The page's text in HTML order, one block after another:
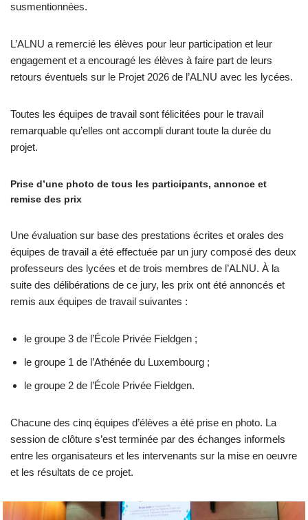
susmentionnées.
L’ALNU a remercié les élèves pour leur participation et leur
engagement et a encouragé les élèves à faire part de leurs
retours éventuels sur le Projet 2026 de l’ALNU avec les lycées.
Toutes les équipes de travail sont félicitées pour le travail
remarquable qu’elles ont accompli durant toute la durée du
projet.
Prise d’une photo de tous les participants, annonce et
remise des prix
Une évaluation sur base des prestations écrites et orales des
équipes de travail a été effectuée par un jury composé des deux
professeurs des lycées et de trois membres de l’ALNU. À la
suite des délibérations de ce jury, les prix ont été annoncés et
remis aux équipes de travail suivantes :
le groupe 3 de l’École Privée Fieldgen ;
le groupe 1 de l’Athénée du Luxembourg ;
le groupe 2 de l’École Privée Fieldgen.
Chacune des cinq équipes d’élèves a été prise en photo. La
session de clôture s’est terminée par des échanges informels
entre les organisateurs et les intervenants sur la mise en oeuvre
et les résultats de ce projet.